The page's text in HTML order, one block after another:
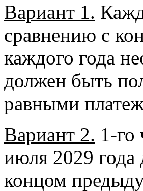
Вариант 1.
сравнению с
каждого года
должен быть
равными
Вариант 2. 1-го
июля 2029 года
концом